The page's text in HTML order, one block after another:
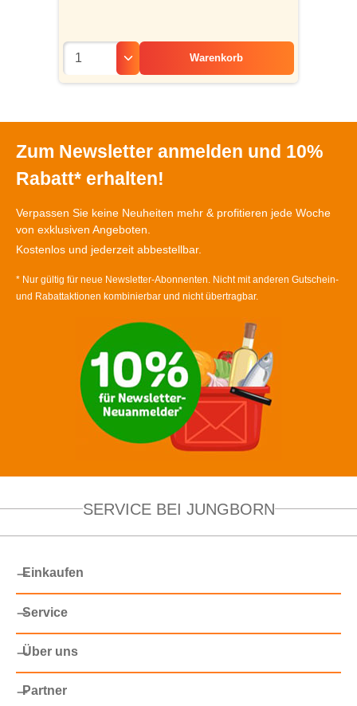
Warenkorb
Zum Newsletter anmelden und 10%
Rabatt* erhalten!
Verpassen Sie keine Neuheiten mehr & profitieren jede Woche
von exklusiven Angeboten.
Kostenlos und jederzeit abbestellbar.
* Nur gültig für neue Newsletter-Abonnenten. Nicht mit anderen Gutschein-
und Rabattaktionen kombinierbar und nicht übertragbar.
SERVICE BEI JUNGBORN
Einkaufen
Service
Über uns
Partner